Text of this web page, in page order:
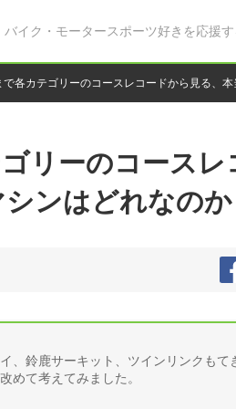
イク・モータースポーツ好きを応援
で各カテゴリーのコースレコードから見る、
リーのコースレ
ンはどれなのか
、鈴鹿サーキット、ツインリンクもて
めて考えてみました。